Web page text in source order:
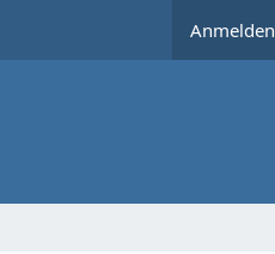
Anmelden